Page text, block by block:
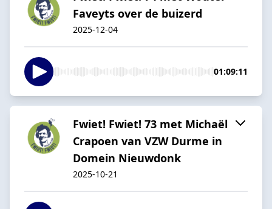
Faveyts over de buizerd
2025-12-04
01:09:11
Fwiet! Fwiet! 73 met Michaël
Crapoen van VZW Durme in
Domein Nieuwdonk
2025-10-21